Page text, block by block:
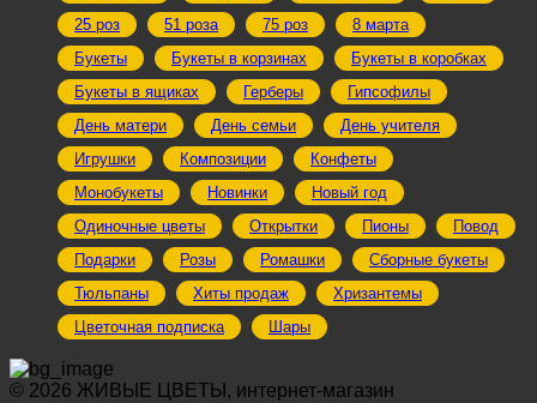
25 роз
51 роза 75 роз
8 марта
Букеты
Букеты в корзинах
Букеты в коробках
Букеты в ящиках
Герберы
Гипсофилы
День матери
День семьи
День учителя
Игрушки
Композиции
Конфеты
Монобукеты
Новинки
Новый год
Одиночные цветы
Открытки Пионы
Повод
Подарки
Розы Ромашки
Сборные букеты
Тюльпаны
Хиты продаж
Хризантемы
Цветочная подписка
Шары
© 2026 ЖИВЫЕ ЦВЕТЫ, интернет-магазин